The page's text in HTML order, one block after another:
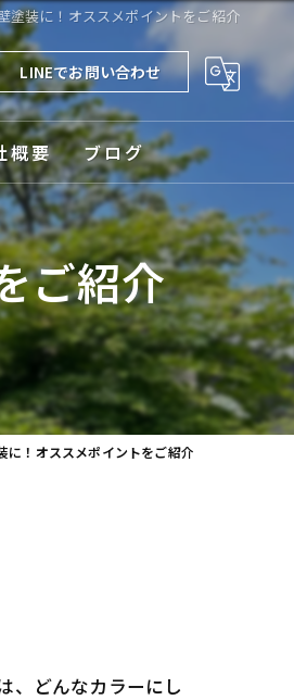
塗装に！オススメポイントをご紹介
LINEでお問い合わせ
概要
エリア
ブログ
ご紹介
に！オススメポイントをご紹介
、どんなカラーにし